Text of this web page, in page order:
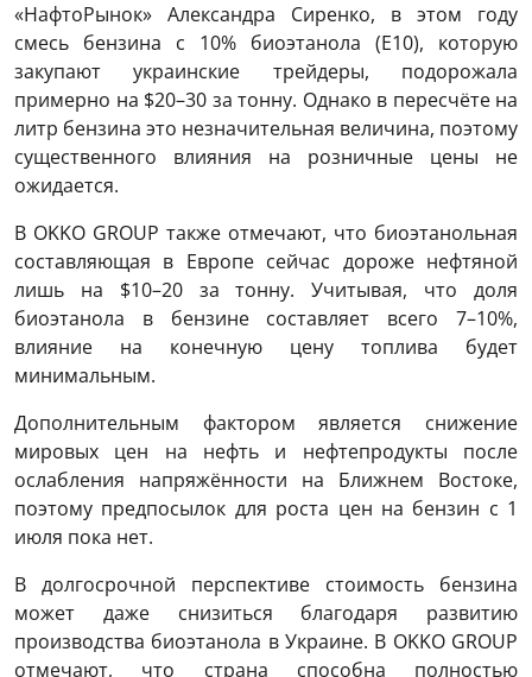
«НафтоРынок» Александра Сиренко, в этом году
смесь бензина с 10% биоэтанола (E10), которую
закупают украинские трейдеры, подорожала
примерно на $20–30 за тонну. Однако в пересчёте на
литр бензина это незначительная величина, поэтому
существенного влияния на розничные цены не
ожидается.
В OKKO GROUP также отмечают, что биоэтанольная
составляющая в Европе сейчас дороже нефтяной
лишь на $10–20 за тонну. Учитывая, что доля
биоэтанола в бензине составляет всего 7–10%,
влияние на конечную цену топлива будет
минимальным.
Дополнительным фактором является снижение
мировых цен на нефть и нефтепродукты после
ослабления напряжённости на Ближнем Востоке,
поэтому предпосылок для роста цен на бензин с 1
июля пока нет.
В долгосрочной перспективе стоимость бензина
может даже снизиться благодаря развитию
производства биоэтанола в Украине. В OKKO GROUP
отмечают, что страна способна полностью